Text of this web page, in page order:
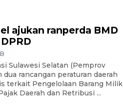
ajukan ranperda BMD
Sulawesi Selatan (Pemprov
dua rancangan peraturan daerah
terkait Pengelolaan Barang Milik
Daerah dan Retribusi ...